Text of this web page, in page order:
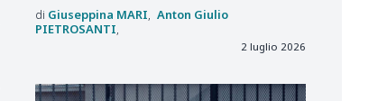
Giuseppina MARI
Anton Giulio
PIETROSANTI
2 luglio 2026